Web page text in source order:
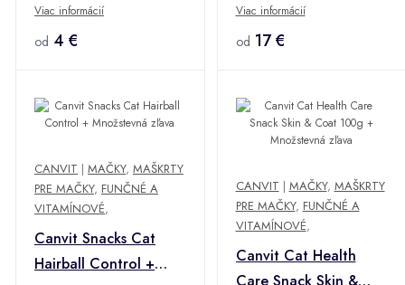
zľava
Viac informácií
od 4 €
Množstevná zľava
Viac informácií
od 17 €
CANVIT | MAČKY, MAŠKRTY
PRE MAČKY, FUNČNÉ A
VITAMÍNOVÉ,
Canvit Snacks Cat
Hairball Control +
CANVIT | MAČKY, MAŠKRTY
PRE MAČKY, FUNČNÉ A
VITAMÍNOVÉ,
Canvit Cat Health
Care Snack Skin &